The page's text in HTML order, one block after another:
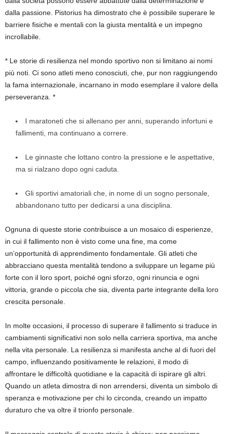
dalla passione. Pistorius ha dimostrato che è possibile superare le
barriere fisiche e mentali con la giusta mentalità e un impegno
incrollabile.
* Le storie di resilienza nel mondo sportivo non si limitano ai nomi
più noti. Ci sono atleti meno conosciuti, che, pur non raggiungendo
la fama internazionale, incarnano in modo esemplare il valore della
perseveranza. *
I maratoneti che si allenano per anni, superando infortuni e
fallimenti, ma continuano a correre.
Le ginnaste che lottano contro la pressione e le aspettative,
ma si rialzano dopo ogni caduta.
Gli sportivi amatoriali che, in nome di un sogno personale,
abbandonano tutto per dedicarsi a una disciplina.
Ognuna di queste storie contribuisce a un mosaico di esperienze,
in cui il fallimento non è visto come una fine, ma come
un’opportunità di apprendimento fondamentale. Gli atleti che
abbracciano questa mentalità tendono a sviluppare un legame più
forte con il loro sport, poiché ogni sforzo, ogni rinuncia e ogni
vittoria, grande o piccola che sia, diventa parte integrante della loro
crescita personale.
In molte occasioni, il processo di superare il fallimento si traduce in
cambiamenti significativi non solo nella carriera sportiva, ma anche
nella vita personale. La resilienza si manifesta anche al di fuori del
campo, influenzando positivamente le relazioni, il modo di
affrontare le difficoltà quotidiane e la capacità di ispirare gli altri.
Quando un atleta dimostra di non arrendersi, diventa un simbolo di
speranza e motivazione per chi lo circonda, creando un impatto
duraturo che va oltre il trionfo personale.